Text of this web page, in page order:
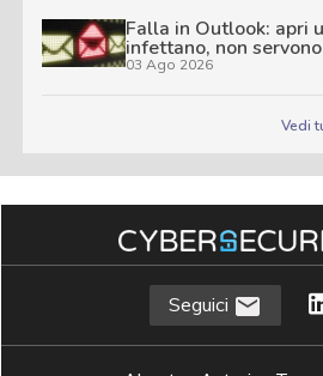
Falla in Outlook: apri
infettano, non
03 Ago 2026
Vedi
Seguici